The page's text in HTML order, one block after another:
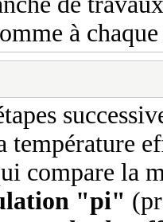
à
température
compare la
"pi"